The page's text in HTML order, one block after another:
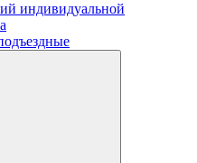
индивидуальной